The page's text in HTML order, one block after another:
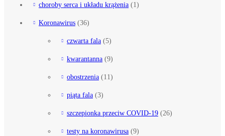
choroby serca i układu krążenia (1)
Koronawirus (36)
czwarta fala (5)
kwarantanna (9)
obostrzenia (11)
piąta fala (3)
szczepionka przeciw COVID-19 (26)
testy na koronawirusa (9)